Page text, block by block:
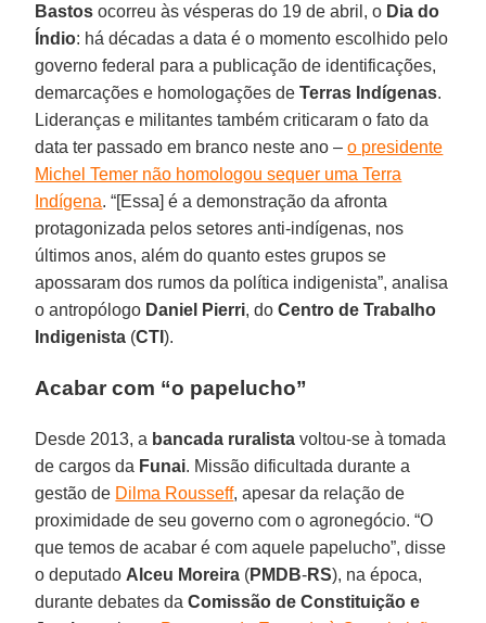
Bastos ocorreu às vésperas do 19 de abril, o Dia do
Índio: há décadas a data é o momento escolhido pelo
governo federal para a publicação de identificações,
demarcações e homologações deTerras Indígenas.
Lideranças e militantes também criticaram o fato da
data ter passado em branco neste ano –o presidente
Michel Temer não homologou sequer uma Terra
Indígena. “[Essa] é a demonstração da afronta
protagonizada pelos setores anti-indígenas, nos
últimos anos, além do quanto estes grupos se
apossaram dos rumos da política indigenista”, analisa
o antropólogo Daniel Pierri, doCentro de Trabalho
Indigenista (CTI).
Acabar com “o papelucho”
Desde 2013, a bancada ruralista voltou-se à tomada
de cargos da Funai. Missão dificultada durante a
gestão de Dilma Rousseff, apesar da relação de
proximidade de seu governo com o agronegócio. “O
que temos de acabar é com aquele papelucho”, disse
o deputado Alceu Moreira (PMDB-RS), na época,
durante debates daComissão de Constituição e